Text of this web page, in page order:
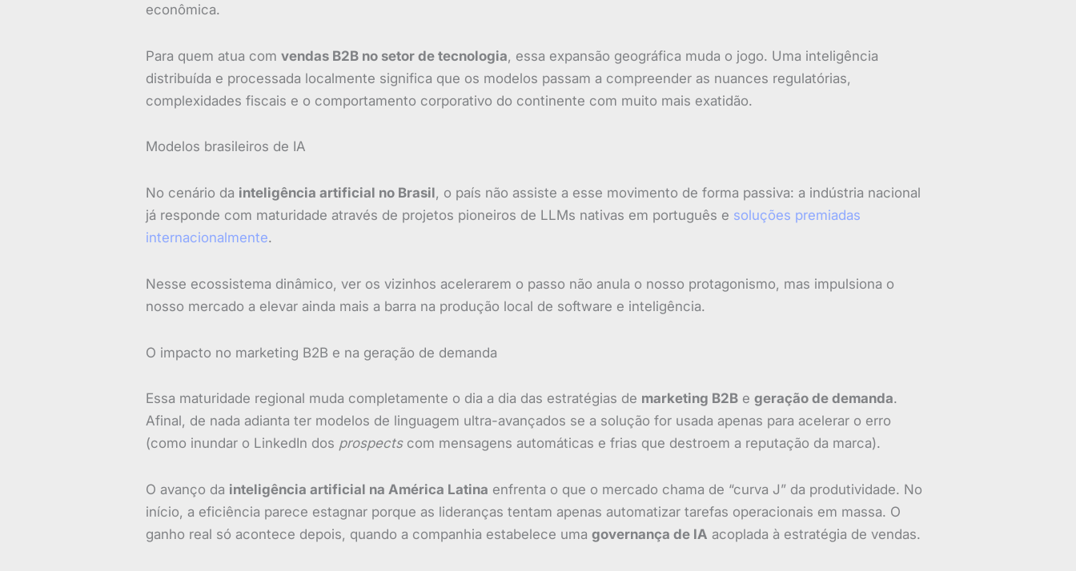
econômica.
Para quem atua com vendas B2B no setor de tecnologia, essa expansão geográfica muda o jogo. Uma inteligência
distribuída e processada localmente significa que os modelos passam a compreender as nuances regulatórias,
complexidades fiscais e o comportamento corporativo do continente com muito mais exatidão.
Modelos brasileiros de IA
No cenário da inteligência artificial no Brasil, o país não assiste a esse movimento de forma passiva: a indústria nacional
já responde com maturidade através de projetos pioneiros de LLMs nativas em português e soluções premiadas
internacionalmente.
Nesse ecossistema dinâmico, ver os vizinhos acelerarem o passo não anula o nosso protagonismo, mas impulsiona o
nosso mercado a elevar ainda mais a barra na produção local de software e inteligência.
O impacto no marketing B2B e na geração de demanda
Essa maturidade regional muda completamente o dia a dia das estratégias de marketing B2B e geração de demanda.
Afinal, de nada adianta ter modelos de linguagem ultra-avançados se a solução for usada apenas para acelerar o erro
(como inundar o LinkedIn dos prospectscom mensagens automáticas e frias que destroem a reputação da marca).
O avanço da inteligência artificial na América Latina enfrenta o que o mercado chama de “curva J” da produtividade. No
início, a eficiência parece estagnar porque as lideranças tentam apenas automatizar tarefas operacionais em massa. O
ganho real só acontece depois, quando a companhia estabelece uma governança de IA acoplada à estratégia de vendas.